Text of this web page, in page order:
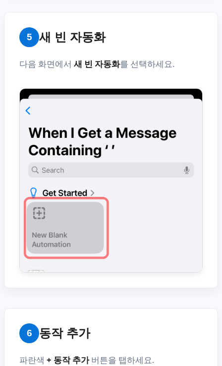
5 새 빈 자동화
다음 화면에서 새 빈 자동화를 선택하세요.
6 동작 추가
파란색 + 동작 추가버튼을 탭하세요.